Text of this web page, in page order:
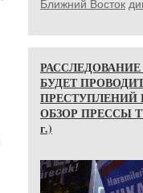
Ближний Восток
БУДЕТ
ПРЕСТУПЛЕНИЙ
ОБЗОР ПРЕССЫ
г.)